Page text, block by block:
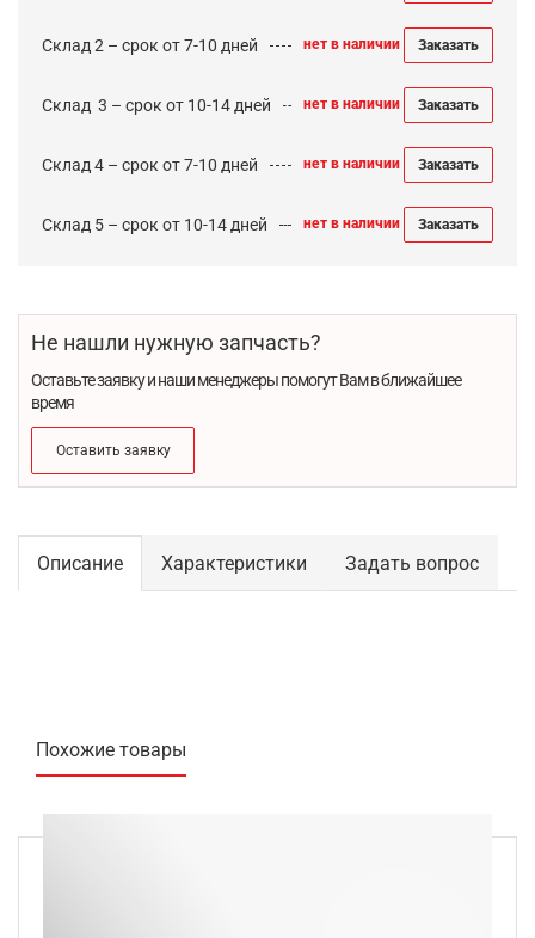
Склад 2 – срок от 7-10 дней нет в наличии Заказать
Cклад 3 – срок от 10-14 дней нет в наличии Заказать
Склад 4 – срок от 7-10 дней нет в наличии Заказать
Склад 5 – срок от 10-14 дней нет в наличии Заказать
Не нашли нужную запчасть?
Оставьте заявку и наши менеджеры помогут Вам в ближайшее
время
Оставить заявку
Описание Характеристики Задать вопрос
Похожие товары